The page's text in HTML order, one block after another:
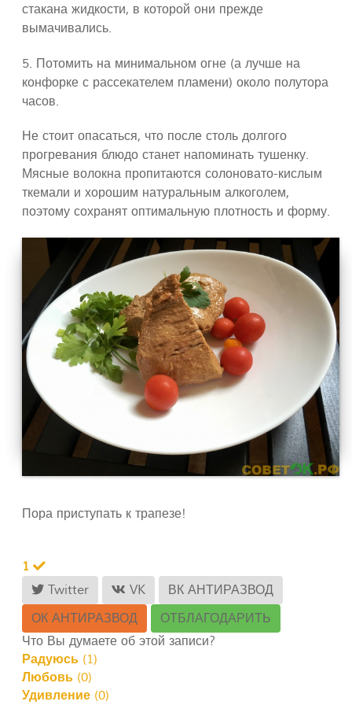
стакана жидкости, в которой они прежде
вымачивались.
5. Потомить на минимальном огне (а лучше на
конфорке с рассекателем пламени) около полутора
часов.
Не стоит опасаться, что после столь долгого
прогревания блюдо станет напоминать тушенку.
Мясные волокна пропитаются солоновато-кислым
ткемали и хорошим натуральным алкоголем,
поэтому сохранят оптимальную плотность и форму.
Пора приступать к трапезе!
1
Twitter
VK
ВК АНТИРАЗВОД
ОК АНТИРАЗВОД
ОТБЛАГОДАРИТЬ
Что Вы думаете об этой записи?
Радуюсь (1)
Любовь (0)
Удивление (0)